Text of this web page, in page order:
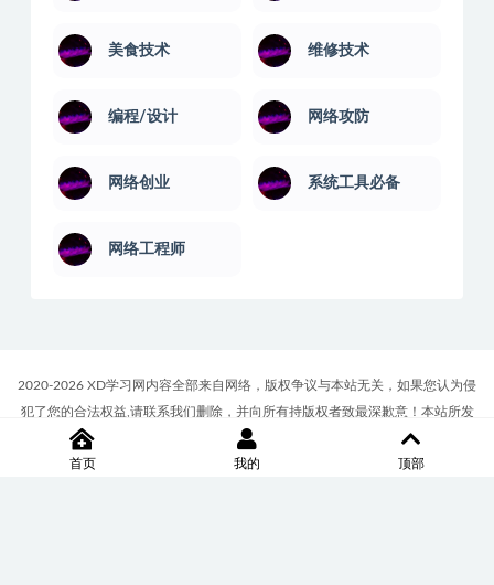
美食技术 维修技术
编程/设计 网络攻防
网络创业 系统工具必备
网络工程师
2020-2026 XD学习网内容全部来自网络，版权争议与本站无关，如果您认为侵
犯了您的合法权益,请联系我们删除，并向所有持版权者致最深歉意！本站所发
布的一切学习教程、软件等资料仅限用于学习体验和研究目的；请自觉下载后
24小时内删除，如果您喜欢该资料，请支持正版！商务合作或版权联系邮箱
首页 我的 顶部